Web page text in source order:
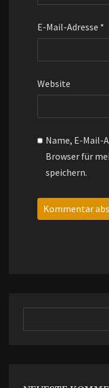
E-Mail-Adresse *
Website
Name, E-Mail-
Browser für
speichern.